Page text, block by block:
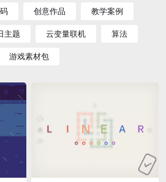
创意作品 教学案例
主题 云变量联机 算法
游戏素材包